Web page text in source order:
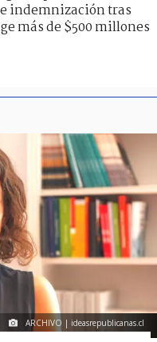
indemnización tras
más de $500 millones
ARCHIVO | ideasrepublicanas.cl